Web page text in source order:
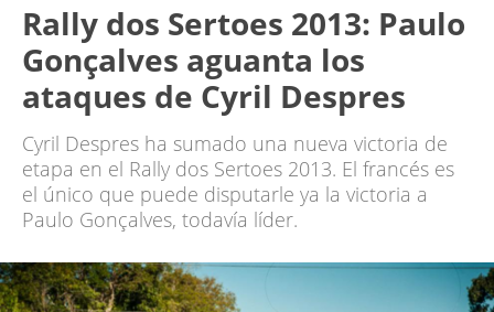
Rally dos Sertoes 2013: Paulo
Gonçalves aguanta los
ataques de Cyril Despres
Cyril Despres ha sumado una nueva victoria de
etapa en el Rally dos Sertoes 2013. El francés es
el único que puede disputarle ya la victoria a
Paulo Gonçalves, todavía líder.